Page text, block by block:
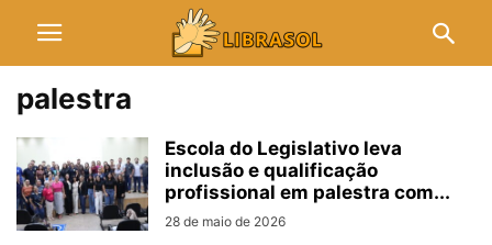
palestra
Escola do Legislativo leva
inclusão e qualificação
profissional em palestra com...
28 de maio de 2026